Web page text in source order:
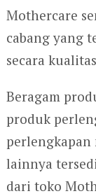
Mothercare
cabang yang
secara
Beragam
produk
perlengkapan
lainnya
dari toko